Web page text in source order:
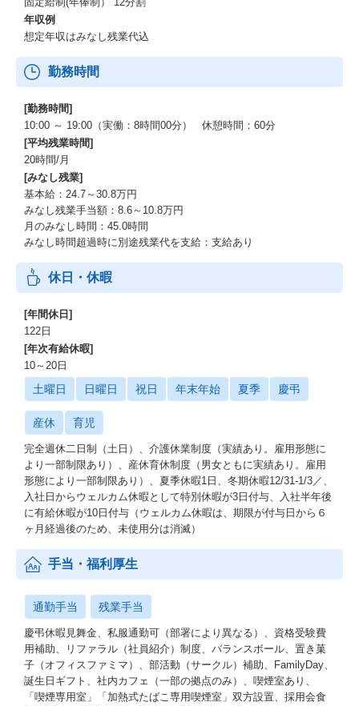
年収例
想定年収はみなし残業代込
勤務時間
[勤務時間]
10:00 ～ 19:00（実働：8時間00分） 休憩時間：60分
[平均残業時間]
20時間/月
[みなし残業]
基本給：24.7～30.8万円
みなし残業手当額：8.6～10.8万円
月のみなし時間：45.0時間
みなし時間超過時に別途残業代を支給：支給あり
休日・休暇
[年間休日]
122日
[年次有給休暇]
10～20日
土曜日 日曜日 祝日 年末年始 夏季 慶弔
産休 育児
完全週休二日制（土日）、介護休業制度（実績あり。雇用形態に
より一部制限あり）、産休育休制度（男女ともに実績あり。雇用
形態により一部制限あり）、夏季休暇1日、冬期休暇12/31-1/3／、
入社日からウェルカム休暇として特別休暇が3日付与、入社半年後
に有給休暇が10日付与（ウェルカム休暇は、期限が付与日から６
ヶ月経過後のため、未使用分は消滅）
手当・福利厚生
通勤手当 残業手当
慶弔休暇見舞金、私服通勤可（部署により異なる）、資格受験費
用補助、リファラル（社員紹介）制度、バランスボール、置き菓
子（オフィスファミマ）、部活動（サークル）補助、FamilyDay、
誕生日ギフト、社内カフェ（一部の拠点のみ）、喫煙室あり、
「喫煙専用室」「加熱式たばこ専用喫煙室」双方設置、採用会食